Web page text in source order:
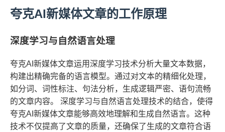
夸克AI新媒体文章的工作原理
深度学习与自然语言处理
夸克AI新媒体文章运用深度学习技术分析大量文本数据，
构建出精确完备的语言模型。通过对文本的精细化处理，
如分词、词性标注、句法分析，生成逻辑严密、语句流畅
的文章内容。 深度学习与自然语言处理技术的结合，使得
夸克AI新媒体文章能够高效地理解和生成自然语言。这种
技术不仅提高了文章的质量，还确保了生成的文章符合语